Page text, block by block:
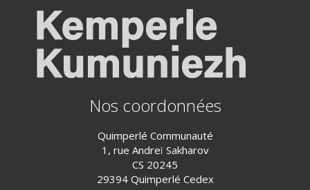
Nos coordonnées
Quimperlé Communauté
1, rue Andreï Sakharov
CS 20245
29394 Quimperlé Cedex